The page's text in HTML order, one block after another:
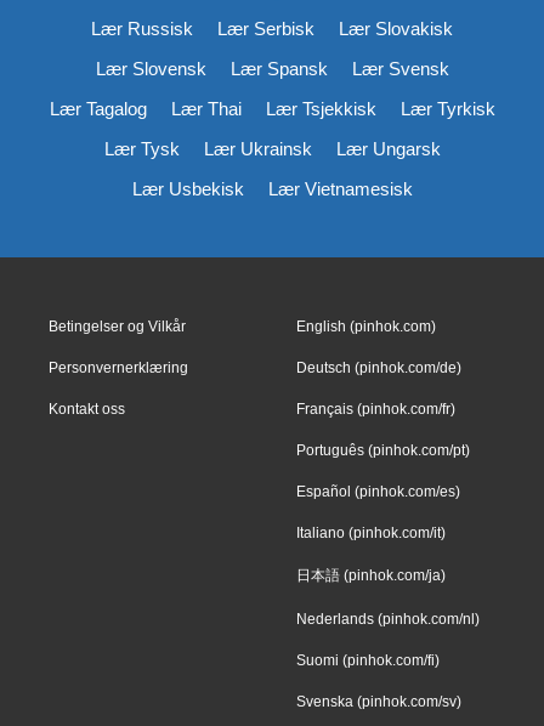
Lær Russisk
Lær Serbisk
Lær Slovakisk
Lær Slovensk
Lær Spansk
Lær Svensk
Lær Tagalog
Lær Thai Lær Tsjekkisk
Lær Tyrkisk
Lær Tysk
Lær Ukrainsk
Lær Ungarsk
Lær Usbekisk
Lær Vietnamesisk
Betingelser og Vilkår
Personvernerklæring
Kontakt oss
English (pinhok.com)
Deutsch (pinhok.com/de)
Français (pinhok.com/fr)
Português (pinhok.com/pt)
Español (pinhok.com/es)
Italiano (pinhok.com/it)
日本語 (pinhok.com/ja)
Nederlands (pinhok.com/nl)
Suomi (pinhok.com/fi)
Svenska (pinhok.com/sv)